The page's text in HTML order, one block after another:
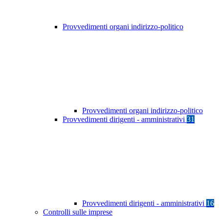
Provvedimenti organi indirizzo-politico
Provvedimenti organi indirizzo-politico
Provvedimenti dirigenti - amministrativi 31
Provvedimenti dirigenti - amministrativi 16
Controlli sulle imprese